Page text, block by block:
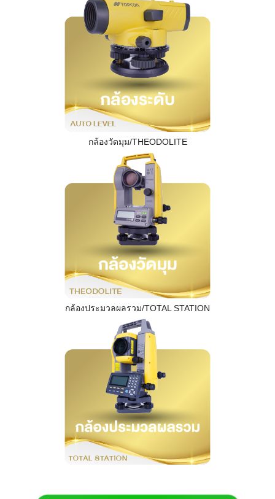
กล้องวัดมุม/THEODOLITE
กล้องประมวลผลรวม/TOTAL STATION